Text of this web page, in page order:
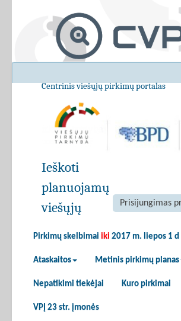
Centrinis viešųjų pirkimų portalas
Prisijungimas
Pirkimų skelbimai iki 2017 m. liepos 1 d
Ataskaitos Metinis pirkimų planas
Nepatikimi tiekėjai Kuro pirkimai
VPĮ 23 str. įmonės
Ieškoti
planuojamų
viešųjų